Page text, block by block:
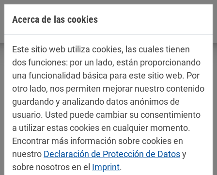
Jump directly to main navigation
Jump directly to content
Fichas técnicas / fichas de datos de
seguridad
Decorativos
Acerca de las cookies
Este sitio web utiliza cookies, las cuales tienen
dos funciones: por un lado, están proporcionando
una funcionalidad básica para este sitio web. Por
otro lado, nos permiten mejorar nuestro contenido
guardando y analizando datos anónimos de
usuario. Usted puede cambiar su consentimiento
a utilizar estas cookies en cualquier momento.
Encontrar más información sobre cookies en
nuestro Declaración de Protección de Datosy
sobre nosotros en el Imprint.